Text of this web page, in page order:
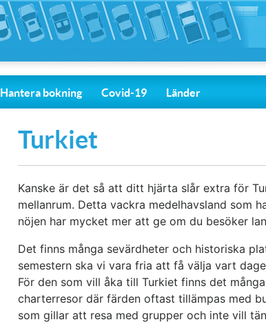
Hantera bokning Covid-19 Länder
Turkiet
Kanske är det så att ditt hjärta slår extra för
mellanrum. Detta vackra medelhavsland som
nöjen har mycket mer att ge om du besöker
Det finns många sevärdheter och historiska
semestern ska vi vara fria att få välja vart
För den som vill åka till Turkiet finns det
charterresor där färden oftast tillämpas med
som gillar att resa med grupper och inte vill